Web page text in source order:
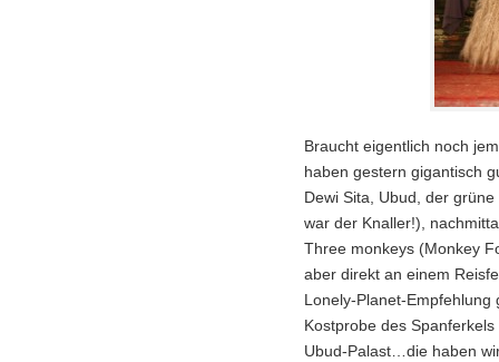
Braucht eigentlich noch
haben gestern gigantisch
Dewi Sita, Ubud, der
war der Knaller!),
Three monkeys (Monkey
aber direkt an einem
Lonely-Planet-
Kostprobe des
Ubud-Palast…die haben